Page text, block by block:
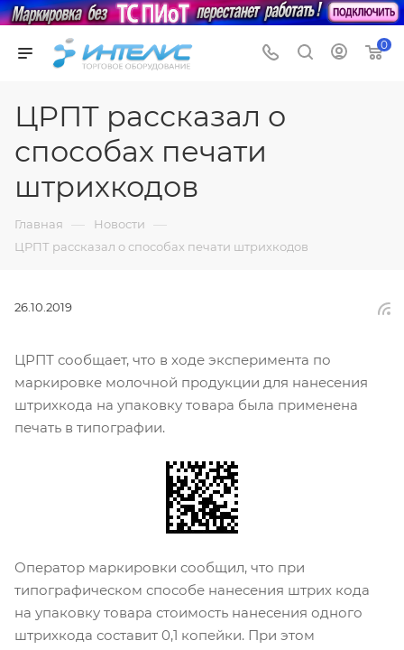
0
ЦРПТ рассказал о
способах печати
штрихкодов
Главная — Новости —
ЦРПТ рассказал о способах печати штрихкодов
26.10.2019
ЦРПТ сообщает, что в ходе эксперимента по
маркировке молочной продукции для нанесения
штрихкода на упаковку товара была применена
печать в типографии.
Оператор маркировки сообщил, что при
типографическом способе нанесения штрих кода
на упаковку товара стоимость нанесения одного
штрихкода составит 0,1 копейки. При этом